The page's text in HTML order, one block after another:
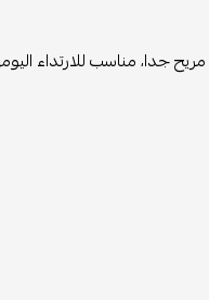
جدا، مناسب للارتداء